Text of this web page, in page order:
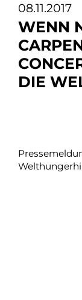
08.11.2017
WENN
DIE